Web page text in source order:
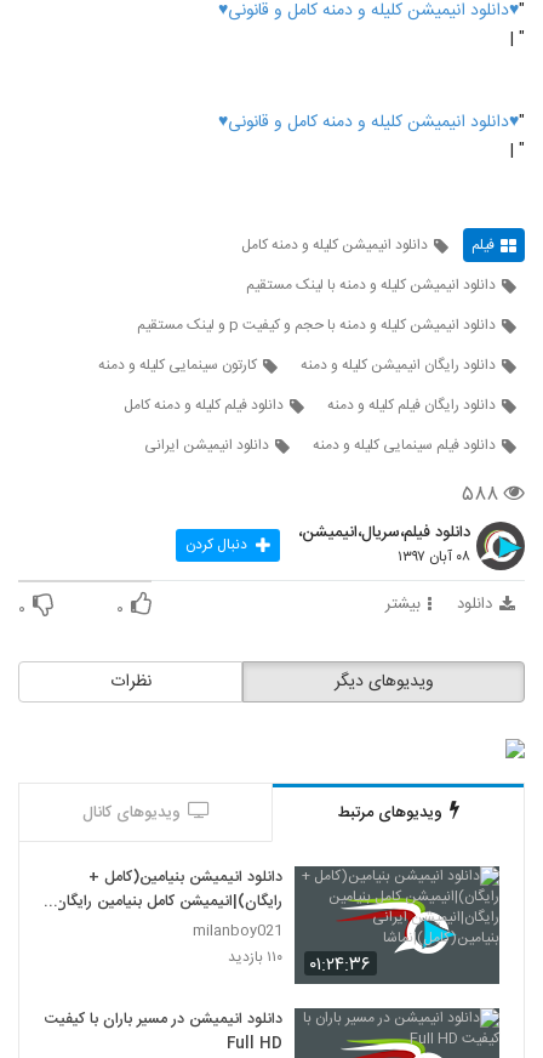
"♥دانلود انیمیشن کلیله و دمنه کامل و قانونی♥
" |
"♥دانلود انیمیشن کلیله و دمنه کامل و قانونی♥
" |
فیلم
دانلود انیمیشن کلیله و دمنه کامل
دانلود انیمیشن کلیله و دمنه با لینک مستقیم
دانلود انیمیشن کلیله و دمنه با حجم و کیفیت p و لینک مستقیم
دانلود رایگان انیمیشن کلیله و دمنه
کارتون سینمایی کلیله و دمنه
دانلود رایگان فیلم کلیله و دمنه
دانلود فیلم کلیله و دمنه کامل
دانلود فیلم سینمایی کلیله و دمنه
دانلود انیمیشن ایرانی
۵۸۸
دانلود فیلم،سریال،انیمیشن،
۰۸ آبان ۱۳۹۷ دنبال کردن
دانلود بیشتر ۰ ۰
نظرات ویدیوهای دیگر
ویدیوهای مرتبط ویدیوهای کانال
۰۱:۲۴:۳۶
دانلود انیمیشن بنیامین(کامل +
رایگان)|انیمیشن کامل بنیامین رایگان|
انیمیشن ایرانی بنیامین(کامل)|نماشا
milanboy021
۱۱۰ بازدید
دانلود انیمیشن در مسیر باران با کیفیت
Full HD